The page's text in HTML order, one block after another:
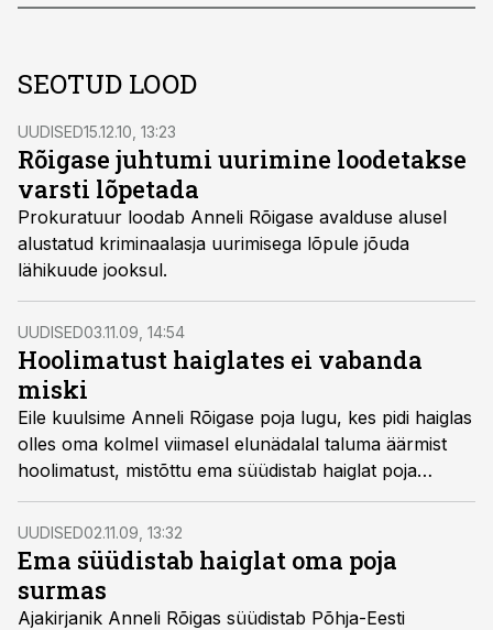
SEOTUD LOOD
UUDISED15.12.10, 13:23
Rõigase juhtumi uurimine loodetakse
varsti lõpetada
Prokuratuur loodab Anneli Rõigase avalduse alusel
alustatud kriminaalasja uurimisega lõpule jõuda
lähikuude jooksul.
UUDISED03.11.09, 14:54
Hoolimatust haiglates ei vabanda
miski
Eile kuulsime Anneli Rõigase poja lugu, kes pidi haiglas
olles oma kolmel viimasel elunädalal taluma äärmist
hoolimatust, mistõttu ema süüdistab haiglat poja
sandistamises, või veelgi hullemas. See ei ole kahjuks
ainus juhtum ega erand. Täpselt sama kogesid ka minu
lähedased inimesed, kirjutas murest murtud ema Eesti
Ekspressis.
UUDISED02.11.09, 13:32
Ema süüdistab haiglat oma poja
surmas
Ajakirjanik Anneli Rõigas süüdistab Põhja-Eesti